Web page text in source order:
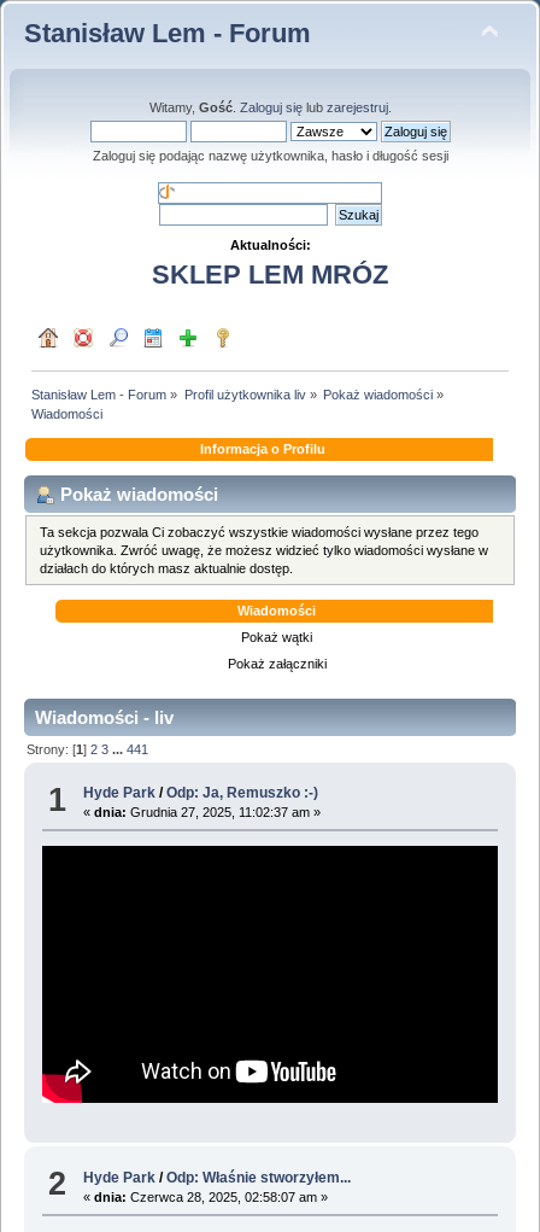
Stanisław Lem - Forum
Witamy, Gość. Zaloguj sięlub zarejestruj.
Zaloguj się podając nazwę użytkownika, hasło i długość sesji
Aktualności:
SKLEP LEM MRÓZ
Stanisław Lem - Forum » Profil użytkownika liv» Pokaż wiadomości»
Wiadomości
Informacja o Profilu
Pokaż wiadomości
Ta sekcja pozwala Ci zobaczyć wszystkie wiadomości wysłane przez tego
użytkownika. Zwróć uwagę, że możesz widzieć tylko wiadomości wysłane w
działach do których masz aktualnie dostęp.
Wiadomości
Pokaż wątki
Pokaż załączniki
Wiadomości - liv
Strony: [1]2 3 ...441
1 Hyde Park /Odp: Ja, Remuszko :-)
«dnia: Grudnia 27, 2025, 11:02:37 am »
2 Hyde Park /Odp: Właśnie stworzyłem...
«dnia: Czerwca 28, 2025, 02:58:07 am »